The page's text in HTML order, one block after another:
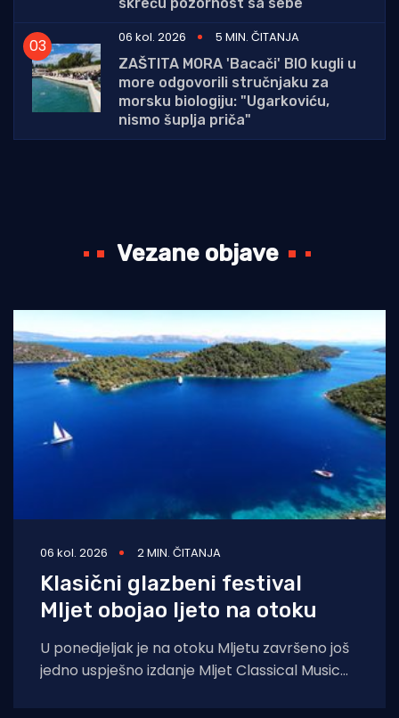
06 kol. 2026
5 MIN. ČITANJA
ZAŠTITA MORA 'Bacači' BIO kugli u
more odgovorili stručnjaku za
morsku biologiju: "Ugarkoviću,
nismo šuplja priča"
Vezane objave
06 kol. 2026 2 MIN. ČITANJA
Klasični glazbeni festival
Mljet obojao ljeto na otoku
U ponedjeljak je na otoku Mljetu završeno još
jedno uspješno izdanje Mljet Classical Music